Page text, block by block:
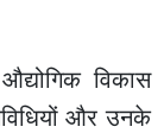
विकास
और उनके